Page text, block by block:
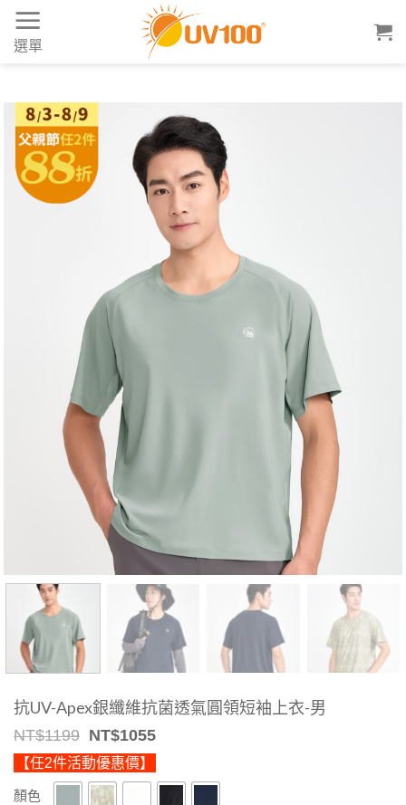
Skip
content
選單
抗UV-Apex銀纖維抗菌透氣圓領短袖上衣-男
NT$1199 Original
price
was:
NT$1199.
NT$1055Current
price
NT$1055.
【任2件活動優惠價】
顏色